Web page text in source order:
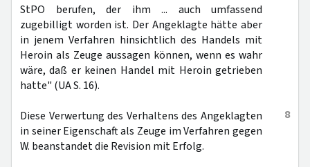
StPO berufen, der ihm ... auch umfassend
zugebilligt worden ist. Der Angeklagte hätte aber
in jenem Verfahren hinsichtlich des Handels mit
Heroin als Zeuge aussagen können, wenn es wahr
wäre, daß er keinen Handel mit Heroin getrieben
hatte" (UA S. 16).
8
Diese Verwertung des Verhaltens des Angeklagten
in seiner Eigenschaft als Zeuge im Verfahren gegen
W. beanstandet die Revision mit Erfolg.